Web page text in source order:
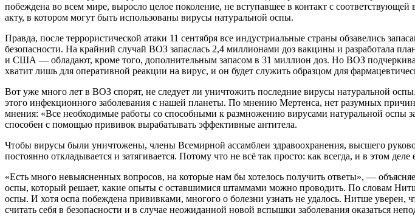
побеждена во всем мире, выросло целое поколение, не вступавшее в контакт с
акту, в котором могут быть использованы вирусы натуральной оспы.
Правда, после террористической атаки 11 сентября все индустриальные страны обзавелись
безопасности. На крайний случай ВОЗ запаслась 2,4 миллионами доз вакцины и разработала
и США — обладают, кроме того, дополнительным запасом в 31 миллион доз. Но ВОЗ
хватит лишь для оперативной реакции на вирус, и он будет служить образцом для
Вот уже много лет в ВОЗ спорят, не следует ли уничтожить последние вирусы натуральной
этого инфекционного заболевания с нашей планеты. По мнению Мертенса, нет разумных
мнения: «Все необходимые работы со способными к размножению вирусами натуральной оспы
способен с помощью прививок вырабатывать эффективные антитела.
Чтобы вирусы были уничтожены, члены Всемирной ассамблеи здравоохранения, высшего
постоянно откладывается и затягивается. Потому что не всё так просто: как всегда, и в этом
«Есть много невыясненных вопросов, на которые нам бы хотелось получить ответы», —
оспы, который решает, какие опыты с оставшимися штаммами можно проводить. По словам
оспы. И хотя оспа побеждена прививками, многого о болезни узнать не удалось. Нитше уверен,
считать себя в безопасности и в случае неожиданной новой вспышки заболевания оказаться